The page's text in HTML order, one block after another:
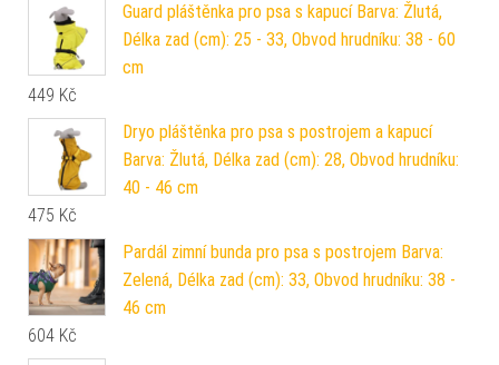
Guard pláštěnka pro psa s kapucí Barva: Žlutá,
Délka zad (cm): 25 - 33, Obvod hrudníku: 38 - 60
cm
449 Kč
Dryo pláštěnka pro psa s postrojem a kapucí
Barva: Žlutá, Délka zad (cm): 28, Obvod hrudníku:
40 - 46 cm
475 Kč
Pardál zimní bunda pro psa s postrojem Barva:
Zelená, Délka zad (cm): 33, Obvod hrudníku: 38 -
46 cm
604 Kč